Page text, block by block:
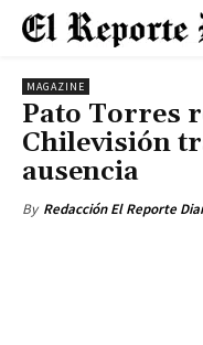
MAGAZINE
Pato Torres
Chilevisión
ausencia
By Redacción El Reporte